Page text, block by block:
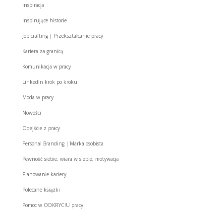
inspiracja
Inspirujące historie
Job crafting | Przekształcanie pracy
Kariera za granicą
Komunikacja w pracy
Linkedin krok po kroku
Moda w pracy
Nowości
Odejście z pracy
Personal Branding | Marka osobista
Pewność siebie, wiara w siebie, motywacja
Planowanie kariery
Polecane książki
Pomoc w ODKRYCIU pracy